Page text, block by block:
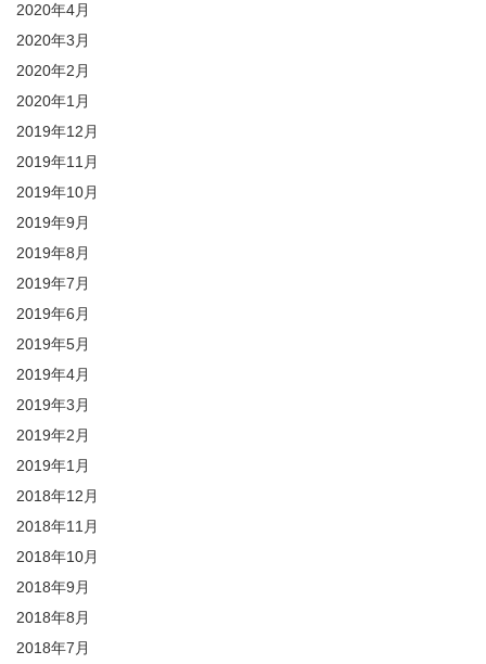
2020年4月
2020年3月
2020年2月
2020年1月
2019年12月
2019年11月
2019年10月
2019年9月
2019年8月
2019年7月
2019年6月
2019年5月
2019年4月
2019年3月
2019年2月
2019年1月
2018年12月
2018年11月
2018年10月
2018年9月
2018年8月
2018年7月